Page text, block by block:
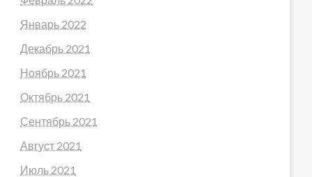
Январь 2022
Декабрь 2021
Ноябрь 2021
Октябрь 2021
Сентябрь 2021
Август 2021
Июль 2021